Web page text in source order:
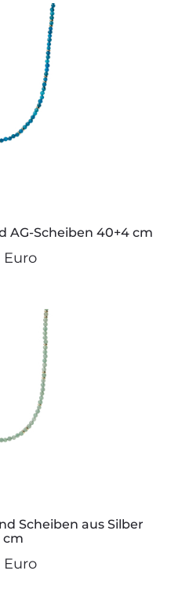
AG-Scheiben 40+4 cm
Euro
Scheiben aus Silber
cm
Euro